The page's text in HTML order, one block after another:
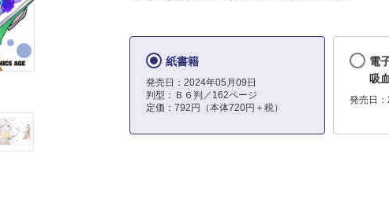
紙書籍
発売日：2024年05月09日
判型：Ｂ６判／162ページ
定価：792円（本体720円＋税）
電
吸
発売日